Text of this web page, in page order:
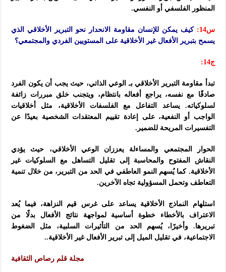
المنظور الفلسفي أو النفسي.
س14:
كيف يمكن للإنسان مقاومة الانحدار نحو التبرير الأخلاقي الذي
يسمح بتبرير الأفعال غير الأخلاقية على المستويين الفردي والمجتمعي؟
ج14:
تبدأ مقاومة التبرير الأخلاقي بـ الوعي الذاتي، حيث يجب أن يكون الفرد
صادقًا مع نفسه، يراجع أفعاله بانتظام، ويتجنب خلق مبررات زائفة
لسلوكياته. يساعد التفاعل مع الفلسفات الأخلاقية، مثل أخلاقيات
الواجب أو النفعية، على إعادة تقييم المعتقدات الشخصية بعيدًا عن
التفسيرات المريحة للضمير.
الحوار المجتمعي والمساءلة يعززان الوعي الأخلاقي، حيث يؤدي
النقاش المفتوح والمحاسبة إلى تقليل التساهل مع السلوكيات غير
الأخلاقية. كما يُسهم النمو العاطفي في الحد من التبرير، من خلال تنمية
التعاطف وتحمل المسؤولية تجاه الآخرين.
استلهام النماذج الأخلاقية يساعد على غرس قيم النزاهة، فيما يُعد
الاعتراف بالأخطاء خطوة أساسية لمواجهة نتائج الأفعال بدلًا من
تبريرها. وأخيرًا، يُسهم الحد من التأثيرات السلبية، مثل الضغوط
الاجتماعية، في تقليل الميل إلى تبرير الأفعال غير الأخلاقية..
مجلة قلم رصاص الثقافية